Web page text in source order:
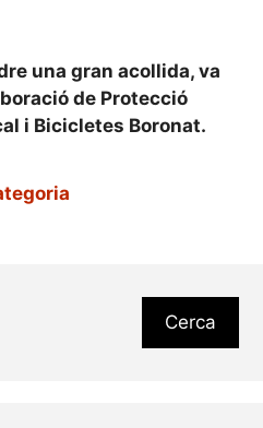
una gran acollida, va
de Protecció
i Bicicletes Boronat.
Cerca